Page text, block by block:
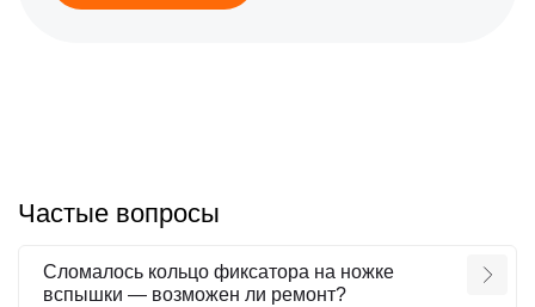
Частые вопросы
Сломалось кольцо фиксатора на ножке
вспышки — возможен ли ремонт?